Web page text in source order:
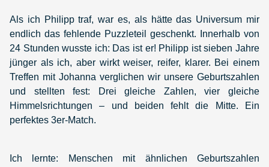
Als ich Philipp traf, war es, als hätte das Universum mir
endlich das fehlende Puzzleteil geschenkt. Innerhalb von
24 Stunden wusste ich: Das ist er! Philipp ist sieben Jahre
jünger als ich, aber wirkt weiser, reifer, klarer. Bei einem
Treffen mit Johanna verglichen wir unsere Geburtszahlen
und stellten fest: Drei gleiche Zahlen, vier gleiche
Himmelsrichtungen – und beiden fehlt die Mitte. Ein
perfektes 3er-Match.
Ich lernte: Menschen mit ähnlichen Geburtszahlen